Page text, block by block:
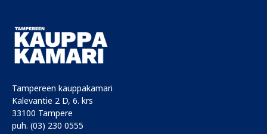
Suomen
kilpailuetu
Tampereen kauppakamari
Kalevantie 2 D, 6. krs
33100 Tampere
puh. (03) 230 0555